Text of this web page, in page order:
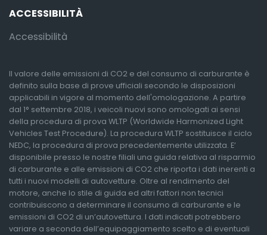
ACCESSIBILITÀ
Accessibilità
Il valore delle emissioni di CO2 e del consumo di carburante è
definito sulla base di prove ufficiali secondo le disposizioni
applicabili in vigore al momento dell'omologazione. A partire
dal 1° settembre 2018, i veicoli nuovi sono omologati ai sensi
della procedura di prova WLTP (Worldwide Harmonized Light
Vehicles Test Procedure). La procedura WLTP sostituisce il ciclo
NEDC, la procedura di prova precedentemente utilizzata. E’
disponibile presso le nostre filiali una guida relativa al risparmio
di carburante e alle emissioni di CO2 che riporta i dati inerenti a
tutti i nuovi modelli di autovetture. Oltre al rendimento del
motore, anche lo stile di guida ed altri fattori non tecnici
contribuiscono a determinare il consumo di carburante e le
emissioni di CO2 di un’autovettura. I dati indicati potrebbero
variare a seconda dell’equipaggiamento scelto e di eventuali